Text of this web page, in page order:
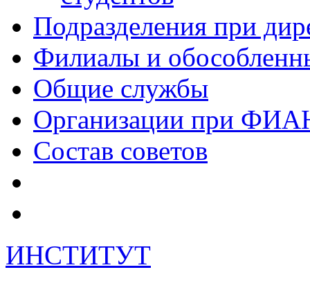
Подразделения при
Филиалы и
Общие службы
Организации при
Состав советов
ИНСТИТУТ